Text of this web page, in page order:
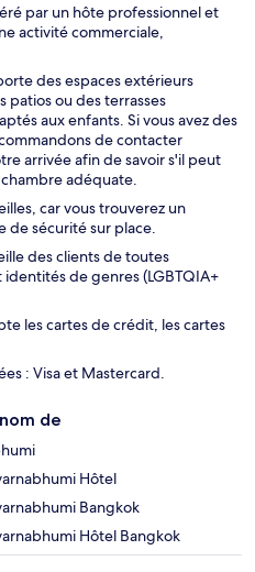
par un hôte professionnel et
activité commerciale,
des espaces extérieurs
patios ou des terrasses
aux enfants. Si vous avez des
de contacter
arrivée afin de savoir s'il peut
adéquate.
car vous trouverez un
de sécurité sur place.
des clients de toutes
de genres (LGBTQIA+
les cartes de crédit, les cartes
: Visa et Mastercard.
de
Hôtel
Bangkok
Hôtel Bangkok